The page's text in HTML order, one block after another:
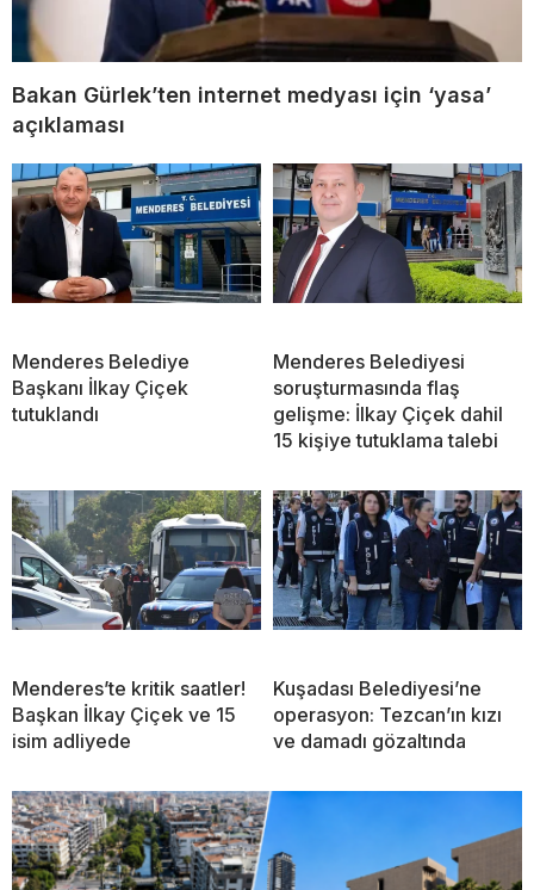
Bakan Gürlek’ten internet medyası için ‘yasa’
açıklaması
Menderes Belediye
Başkanı İlkay Çiçek
tutuklandı
Menderes Belediyesi
soruşturmasında flaş
gelişme: İlkay Çiçek dahil
15 kişiye tutuklama talebi
Menderes’te kritik saatler!
Başkan İlkay Çiçek ve 15
isim adliyede
Kuşadası Belediyesi’ne
operasyon: Tezcan’ın kızı
ve damadı gözaltında